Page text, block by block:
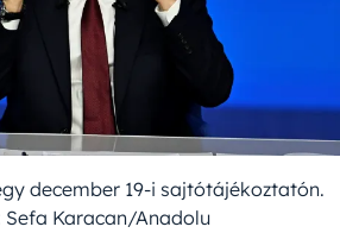
december 19-i sajtótájékoztatón.
Sefa Karacan/Anadolu